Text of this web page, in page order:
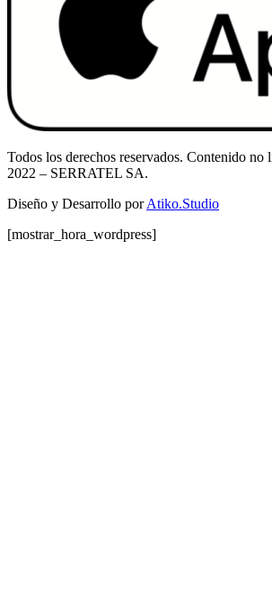
Todos los derechos reservados. Contenido no
2022 – SERRATEL SA.
Diseño y Desarrollo porAtiko.Studio
[mostrar_hora_wordpress]